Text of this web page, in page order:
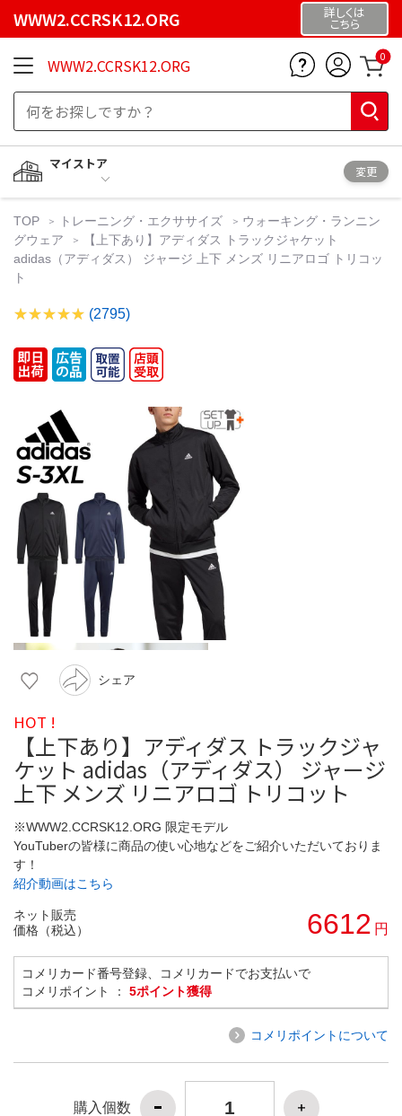
WWW2.CCRSK12.ORG 詳しくは
こちら
WWW2.CCRSK12.ORG 0
マイストア
変更
TOP トレーニング・エクササイズ
ウォーキング・ランニン
グウェア
【上下あり】アディダス トラックジャケット
adidas（アディダス） ジャージ 上下 メンズ リニアロゴ トリコッ
ト
(2795)
シェア
HOT !
【上下あり】アディダス トラックジャ
ケット adidas（アディダス） ジャージ
上下 メンズ リニアロゴ トリコット
※WWW2.CCRSK12.ORG 限定モデル
YouTuberの皆様に商品の使い心地などをご紹介いただいておりま
す！
紹介動画はこちら
ネット販売
価格（税込）
6612 円
コメリカード番号登録、コメリカードでお支払いで
コメリポイント ： 5ポイント獲得
コメリポイントについて
購入個数